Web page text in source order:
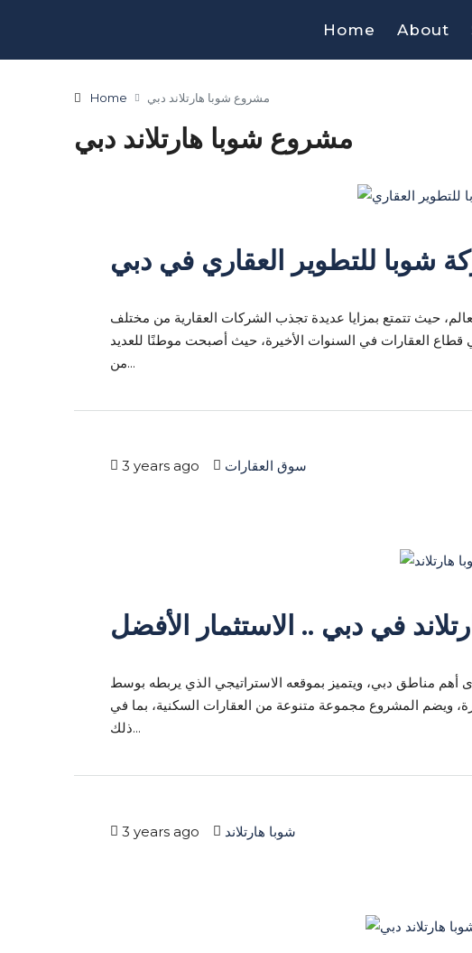
Home About
Home مشروع شوبا هارتلاند دبي
مشروع شوبا هارتلاند دبي
شوبا للتطوير العقاري في دبي
حيث تتمتع بمزايا عديدة تجذب الشركات العقارية من مختلف
قطاع العقارات في السنوات الأخيرة، حيث أصبحت موطنًا للعديد
من...
3 years ago سوق العقارات
في دبي .. الاستثمار الأفضل
أهم مناطق دبي، ويتميز بموقعه الاستراتيجي الذي يربطه بوسط
ويضم المشروع مجموعة متنوعة من العقارات السكنية، بما في
ذلك...
3 years ago شوبا هارتلاند